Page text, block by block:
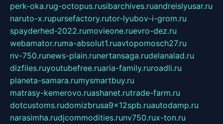
perk-oka.rug-octopus.rusibarchives.ruandreislyusar.ru
naruto-x.rupursefactory.rutor-lyubov-i-grom.ru
spayderhed-2022.rumovieone.ruevro-dez.ru
webamator.ruma-absolut1.ruavtopomosch27.ru
nv-750.runews-plain.runertansaga.rudelanalad.ru
dizfiles.ruyoutubefree.ruaria-family.ruroadli.ru
planeta-samara.rumysmartbuy.ru
matrasy-kemerovo.ruashanet.rutrade-farm.ru
dotcustoms.rudomizbrusa9x12spb.ruautodamp.ru
narasimha.rudjcommodities.runv750.rux-ton.ru